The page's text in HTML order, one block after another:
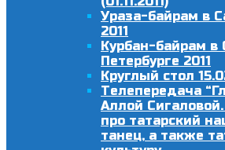
Ураза-байрам в
2011
Курбан-байрам в
Петербурге 2011
Круглый стол
Телепередача
Аллой
про татарский
танец, а также